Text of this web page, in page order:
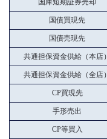
国庫短期証券売却
国債買現先
国債売現先
共通担保資金供給（本店）
共通担保資金供給（全店）
CP買現先
手形売出
CP等買入